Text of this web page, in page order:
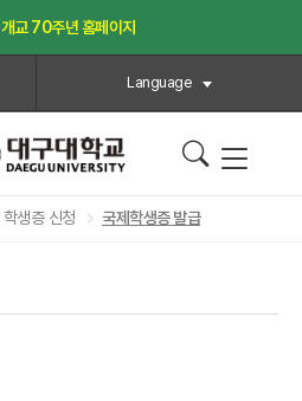
개교 70주년 홈페이지
Language
학생증 신청 국제학생증 발급